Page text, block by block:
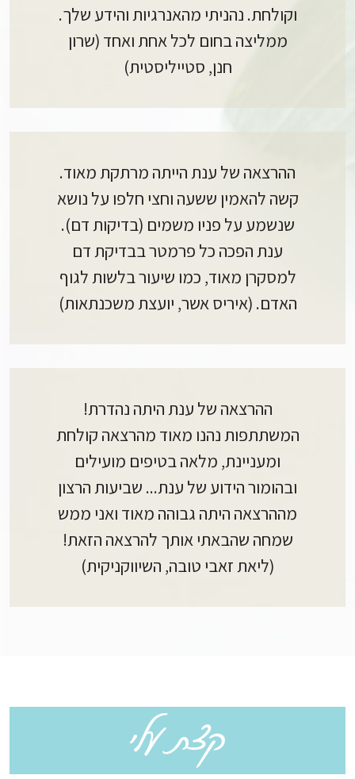
וקולחת. נהניתי מהאנרגיות והידע שלך.
ממליצה בחום לכל אחת ואחד (שרון
חנן, סטייליסטית)
ההרצאה של ענת הייתה מרתקת מאוד.
קשה להאמין ששעה וחצי חלפו על נושא
שנשמע על פניו משמים (בדיקות דם).
ענת הפכה כל פרמטר בבדיקת דם
למסקרן מאוד, כמו שיעור בלשות לגוף
האדם. (איריס אשר, יועצת משכנתאות)
ההרצאה של ענת היתה נהדרת!
המשתתפות נהנו מאוד מהרצאה קולחת
ומעניינת, מלאה בטיפים מועילים
ובהומור הידוע של ענת... שביעות הרצון
מההרצאה היתה גבוהה מאוד ואני ממש
שמחה שהבאתי אותך להרצאה הזאת!
(ליאת זאבי טובה, השיווקניקית)